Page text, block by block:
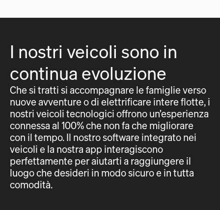
I nostri veicoli sono in
continua evoluzione
Che si tratti si accompagnare le famiglie verso
nuove avventure o di elettrificare intere flotte, i
nostri veicoli tecnologici offrono un’esperienza
connessa al 100% che non fa che migliorare
con il tempo. Il nostro software integrato nei
veicoli e la nostra app interagiscono
perfettamente per aiutarti a raggiungere il
luogo che desideri in modo sicuro e in tutta
comodità.